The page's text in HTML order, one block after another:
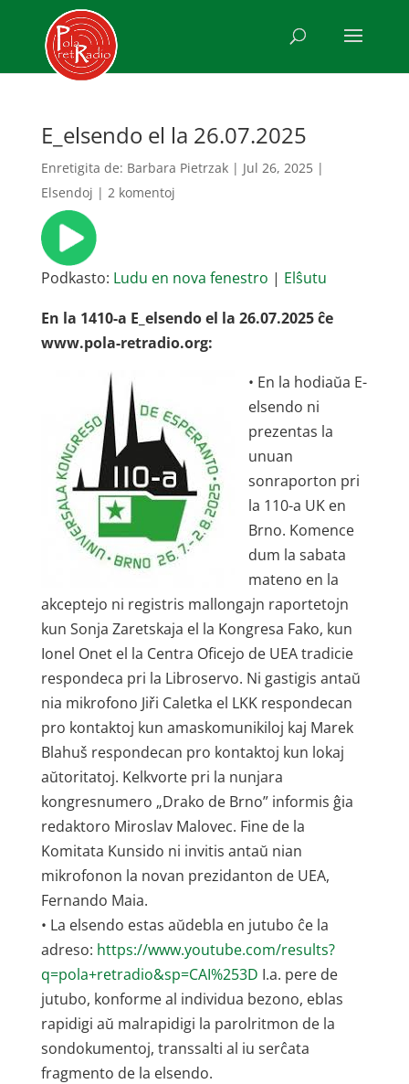
E_elsendo el la 26.07.2025
Enretigita de: Barbara Pietrzak| Jul 26, 2025|
Elsendoj | 2 komentoj
Podkasto: Ludu en nova fenestro | Elŝutu
En la 1410-a E_elsendo el la 26.07.2025 ĉe
www.pola-retradio.org:
• En la hodiaŭa E-
elsendo ni
prezentas la
unuan
sonraporton pri
la 110-a UK en
Brno. Komence
dum la sabata
mateno en la
akceptejo ni registris mallongajn raportetojn
kun Sonja Zaretskaja el la Kongresa Fako, kun
Ionel Onet el la Centra Oficejo de UEA tradicie
respondeca pri la Libroservo. Ni gastigis antaŭ
nia mikrofono Jiři Caletka el LKK respondecan
pro kontaktoj kun amaskomunikiloj kaj Marek
Blahuš respondecan pro kontaktoj kun lokaj
aŭtoritatoj. Kelkvorte pri la nunjara
kongresnumero „Drako de Brno” informis ĝia
redaktoro Miroslav Malovec. Fine de la
Komitata Kunsido ni invitis antaŭ nian
mikrofonon la novan prezidanton de UEA,
Fernando Maia.
• La elsendo estas aŭdebla en jutubo ĉe la
adreso: https://www.youtube.com/results?
q=pola+retradio&sp=CAI%253D I.a. pere de
jutubo, konforme al individua bezono, eblas
rapidigi aŭ malrapidigi la parolritmon de la
sondokumentoj, transsalti al iu serĉata
fragmento de la elsendo.